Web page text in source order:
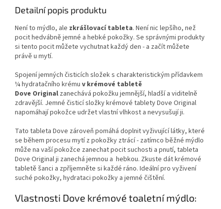
Detailní popis produktu
Není to mýdlo, ale zkrášlovací tableta. Není nic lepšího, než
pocit hedvábně jemné a hebké pokožky. Se správnými produkty
si tento pocit můžete vychutnat každý den - a začít můžete
právě u mytí.
Spojení jemných čisticích složek s charakteristickým přídavkem
¼ hydratačního krému v krémové tabletě
Dove Original zanechává pokožku jemnější, hladší a viditelně
zdravější. Jemné čisticí složky krémové tablety Dove Original
napomáhají pokožce udržet vlastní vlhkost a nevysušují ji.
Tato tableta Dove zároveň pomáhá doplnit vyživující látky, které
se během procesu mytí z pokožky ztrácí - zatímco běžné mýdlo
může na vaší pokožce zanechat pocit suchosti a pnutí, tableta
Dove Original ji zanechá jemnou a hebkou. Zkuste dát krémové
tabletě šanci a zpříjemněte si každé ráno. Ideální pro vyživení
suché pokožky, hydrataci pokožky a jemné čištění.
Vlastnosti Dove krémové toaletní mýdlo: